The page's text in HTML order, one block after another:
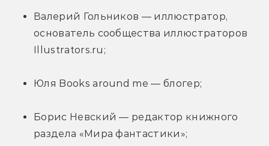
Валерий Гольников — иллюстратор,
основатель сообщества иллюстраторов
Illustrators.ru;
Юля Books around me — блогер;
Борис Невский — редактор книжного
раздела «Мира фантастики»;